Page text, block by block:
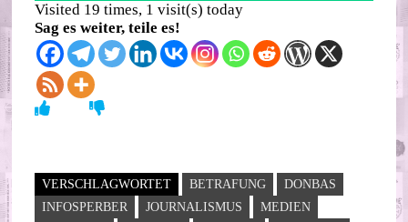
Visited 19 times, 1 visit(s) today
Sag es weiter, teile es!
VERSCHLAGWORTET BETRAFUNG
DONBAS
INFOSPERBER
JOURNALISMUS
MEDIEN